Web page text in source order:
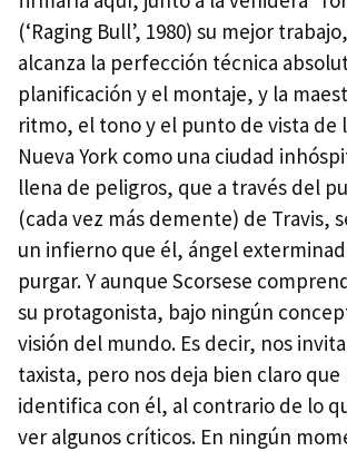
(‘Raging Bull’, 1980) su mejor
alcanza la perfección técnica
planificación y el montaje, y la
ritmo, el tono y el punto de vista de
Nueva York como una ciudad
llena de peligros, que a través del
(cada vez más demente) de Travis,
un infierno que él, ángel
purgar. Y aunque Scorsese
su protagonista, bajo ningún
visión del mundo. Es decir, nos
taxista, pero nos deja bien claro que
identifica con él, al contrario de lo
ver algunos críticos. En ningún